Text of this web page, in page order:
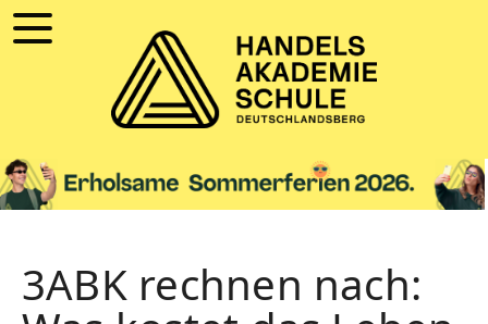
3ABK rechnen nach: